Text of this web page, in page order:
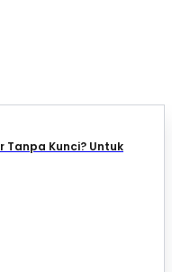
Tanpa Kunci? Untuk